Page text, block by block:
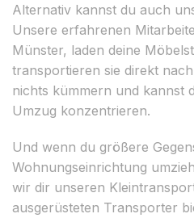
Alternativ kannst du auch
Unsere erfahrenen
Münster, laden deine
transportieren sie direkt
nichts kümmern und kannst
Umzug konzentrieren.
Und wenn du größere
Wohnungseinrichtung
wir dir unseren
ausgerüsteten Transporter